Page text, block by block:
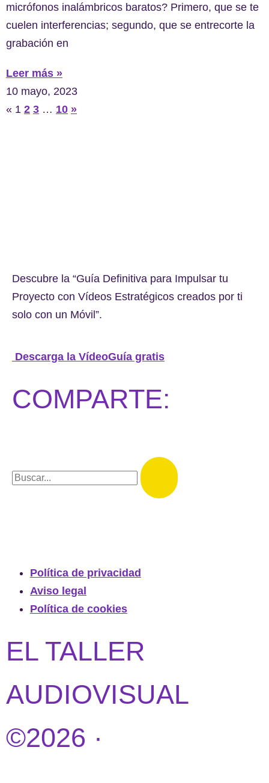
micrófonos inalámbricos baratos? Primero, que se te
cuelen interferencias; segundo, que se entrecorte la
grabación en
Leer más »
10 mayo, 2023
« 1 2 3 … 10 »
Descubre la “Guía Definitiva para Impulsar tu
Proyecto con Vídeos Estratégicos creados por ti
solo con un Móvil”.
Descarga la VídeoGuía gratis
COMPARTE:
Política de privacidad
Aviso legal
Política de cookies
EL TALLER
AUDIOVISUAL
©2026 ·